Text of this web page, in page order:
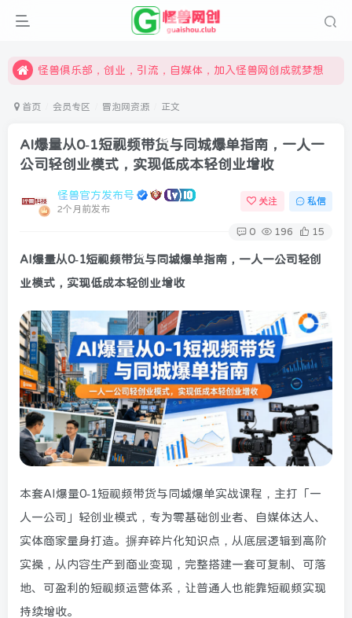
限时开通会员更享折扣，超高返佣
怪兽俱乐部，创业，引流，自媒体，加入怪兽网创成就梦想
首页 会员专区 冒泡网资源 正文
AI爆量从0-1短视频带货与同城爆单指南，一人一
公司轻创业模式，实现低成本轻创业增收
怪兽官方发布号
2个月前发布
关注 私信
0 196 15
AI爆量从0-1短视频带货与同城爆单指南，一人一公司轻创
业模式，实现低成本轻创业增收
本套AI爆量0-1短视频带货与同城爆单实战课程，主打「一
人一公司」轻创业模式，专为零基础创业者、自媒体达人、
实体商家量身打造。摒弃碎片化知识点，从底层逻辑到高阶
实操，从内容生产到商业变现，完整搭建一套可复制、可落
地、可盈利的短视频运营体系，让普通人也能靠短视频实现
持续增收。